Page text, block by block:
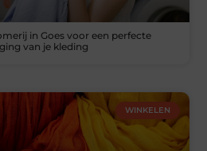
in Goes voor een perfecte
van je kleding
WINKELEN